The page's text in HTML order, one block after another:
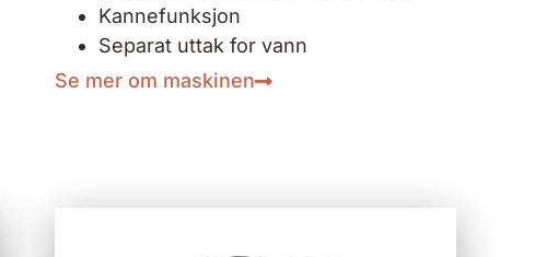
Kannefunksjon
Separat uttak for vann
Se mer om maskinen